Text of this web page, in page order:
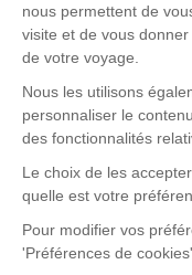
nous permettent de
visite et de vous
de votre voyage.
Nous les utilisons
personnaliser le
des fonctionnalités
Le choix de les
quelle est votre
Pour modifier vos
'Préférences de